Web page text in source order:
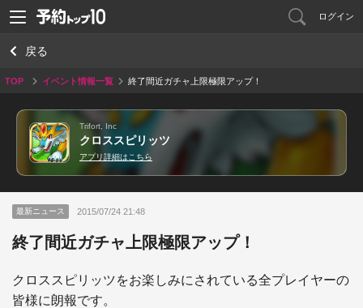
ログイン
戻る
TOP イベント情報一覧 終了間近ガチャ上限極限アップ！
Trifort, Inc
クロススピリッツ
アプリ詳細はこちら
最新ニュース 2015/07/24 21:48
終了間近ガチャ上限極限アップ！
クロススピリッツをお楽しみにされている全プレイヤーの
皆様に朗報です。